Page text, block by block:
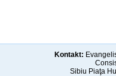
Kontakt:
Sibiu Piaţa